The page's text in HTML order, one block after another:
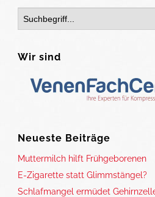
Wir sind
Neueste Beiträge
Muttermilch hilft Frühgeborenen
E-Zigarette statt Glimmstängel?
Schlafmangel ermüdet